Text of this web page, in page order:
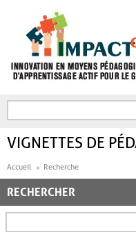
FORMULAIRE DE
VIGNETTES DE
Accueil Recherche
RECHERCHER